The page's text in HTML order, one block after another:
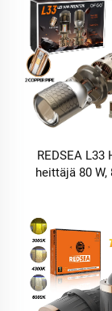
REDSEA L33
heittäjä 80 W,